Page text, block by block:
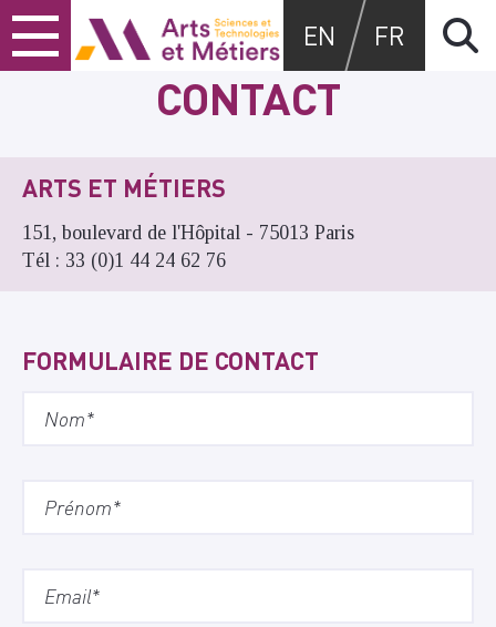
Skip
to
content
Skip
to
main
Skip
to
search
Arts et métiers
EN FR
CONTACT
ARTS ET MÉTIERS
151, boulevard de l'Hôpital - 75013 Paris
Tél : 33 (0)1 44 24 62 76
FORMULAIRE DE CONTACT